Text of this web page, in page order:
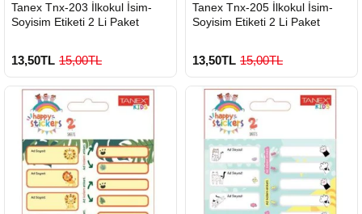
GÖNDERİ
Tanex Tnx-203 İlkokul İsim-
Soyisim Etiketi 2 Li Paket
13,50TL 15,00TL
GÖNDERİ
Tanex Tnx-205 İlkokul İsim-
Soyisim Etiketi 2 Li Paket
13,50TL 15,00TL